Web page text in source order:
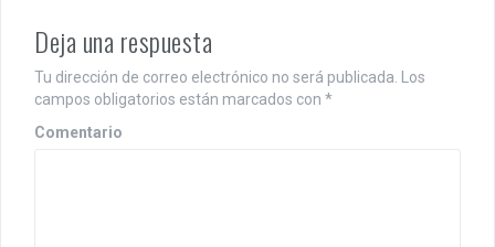
a
c
i
ó
Deja una respuesta
Tu dirección de correo electrónico no será publicada.
Los
campos obligatorios están marcados con *
Comentario